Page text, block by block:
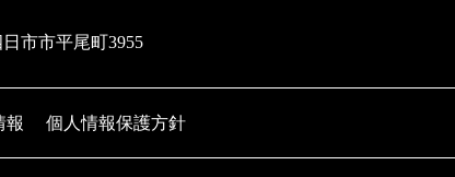
市市平尾町3955
報 個人情報保護方針